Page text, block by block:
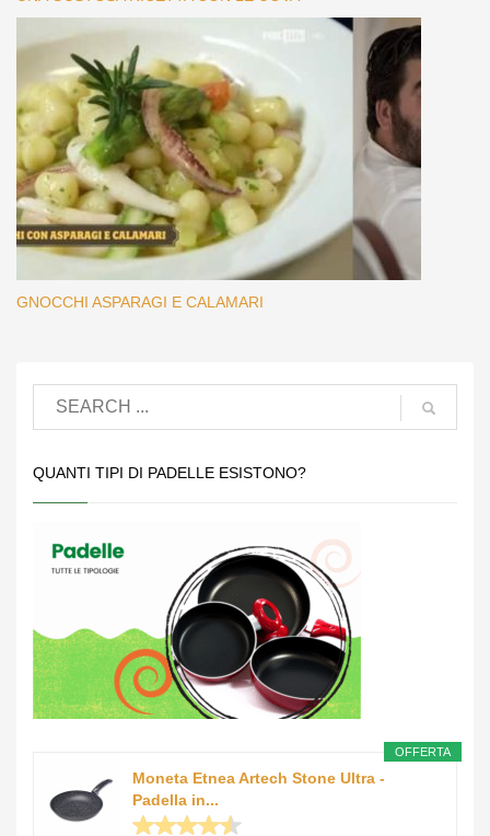
GNOCCHI ASPARAGI E CALAMARI
QUANTI TIPI DI PADELLE ESISTONO?
OFFERTA
Moneta Etnea Artech Stone Ultra -
Padella in...